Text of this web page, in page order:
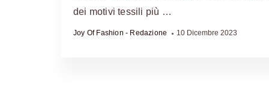
dei motivi tessili più …
Joy Of Fashion - Redazione 10 Dicembre 2023